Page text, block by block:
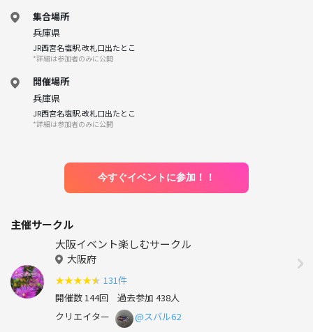
集合場所
兵庫県
JR西宮名塩駅.改札口出たとこ
*詳細は参加者のみに公開
開催場所
兵庫県
JR西宮名塩駅.改札口出たとこ
*詳細は参加者のみに公開
今すぐイベントに参加！！
主催サークル
大阪イベント楽しむサークル
大阪府
★★★★★ 131件
開催数 144回 過去参加 438人
クリエイター
@スバル62